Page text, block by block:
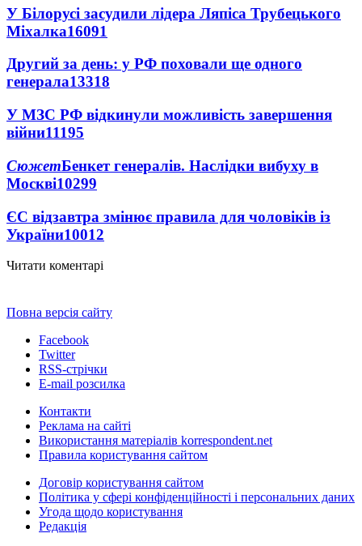
У Білорусі засудили лідера Ляпіса Трубецького
Міхалка16091
Другий за день: у РФ поховали ще одного
генерала13318
У МЗС РФ відкинули можливість завершення
війни11195
СюжетБенкет генералів. Наслідки вибуху в
Москві10299
ЄС відзавтра змінює правила для чоловіків із
України10012
Читати коментарі
Повна версія сайту
Facebook
Twitter
RSS-стрічки
E-mail розсилка
Контакти
Реклама на сайті
Використання матеріалів korrespondent.net
Правила користування сайтом
Договір користування сайтом
Політика у сфері конфіденційності і персональних даних
Угода щодо користування
Редакція